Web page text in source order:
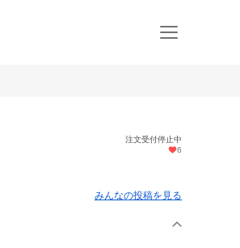
注文受付停止中
6
みんなの投稿を見る